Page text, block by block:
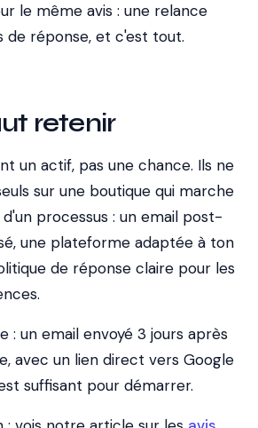
le même avis : une relance
de réponse, et c'est tout.
retenir
un actif, pas une chance. Ils ne
sur une boutique qui marche
d'un processus : un email post-
une plateforme adaptée à ton
de réponse claire pour les
: un email envoyé 3 jours après
avec un lien direct vers Google
suffisant pour démarrer.